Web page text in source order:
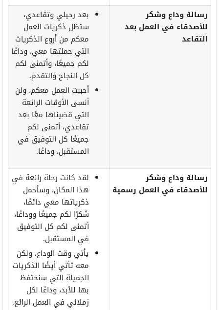
رسالة وداع وشكر
للأصدقاء في العمل بعد
التقاعد
بعد رحيلي وتقاعدي،
ستظل ذكريات العمل
معكم من أروع الذكريات
التي حملتها معي، وداعًا
لكم جميعًا، وأتمنى لكم
كل النجاح والتقدم.
أحببت العمل معكم، ولن
أنسى الأوقات الرائعة
التي قضيناها معًا بعد
تقاعدي، أتمنى لكم
جميعًا كل التوفيق في
المستقبل، وداعًا.
رسالة وداع وشكر
للأصدقاء في العمل رسمية
لقد كانت رحلة رائعة في
هذا المكان، وسأحمل
ذكرياتها معي دائمًا،
شكرًا لكم جميعًا ووداعًا،
أتمنى لكم كل التوفيق
في المستقبل.
يأتي وقت الوداع، ولكن
معه تأتي أيضًا الذكريات
الجميلة التي سنحتفظ
بها للأبد، وداعًا لكل
زملائي في العمل الرائع.